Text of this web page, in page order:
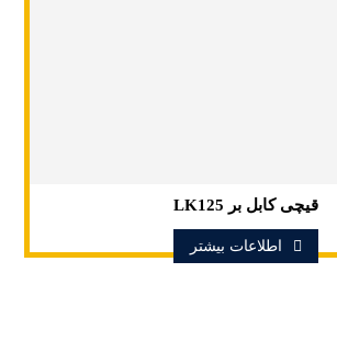
قیچی کابل بر LK125
اطلاعات بیشتر